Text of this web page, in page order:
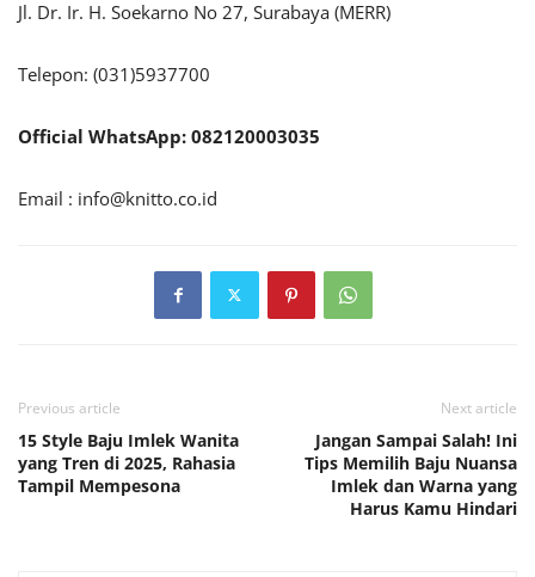
Jl. Dr. Ir. H. Soekarno No 27, Surabaya (MERR)
Telepon: (031)5937700
Official WhatsApp: 082120003035
Email : info@knitto.co.id
Previous article
15 Style Baju Imlek Wanita
yang Tren di 2025, Rahasia
Tampil Mempesona
Next article
Jangan Sampai Salah! Ini
Tips Memilih Baju Nuansa
Imlek dan Warna yang
Harus Kamu Hindari